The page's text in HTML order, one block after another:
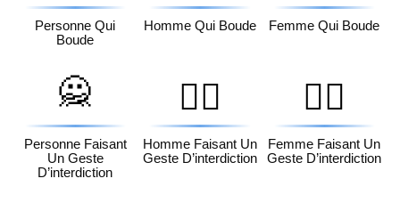
Personne Qui
Boude
Homme Qui Boude Femme Qui Boude
🙅
Personne Faisant
Un Geste
D’interdiction
🙅‍♂️
Homme Faisant Un
Geste D’interdiction
🙅‍♀️
Femme Faisant Un
Geste D’interdiction